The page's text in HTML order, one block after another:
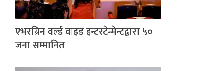
एभरग्रिन वर्ल्ड वाइड इन्टरटेन्मेन्टद्वारा ५०
जना सम्मानित